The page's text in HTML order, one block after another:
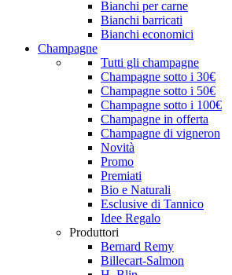
Bianchi per carne
Bianchi barricati
Bianchi economici
Champagne
Tutti gli champagne
Champagne sotto i 30€
Champagne sotto i 50€
Champagne sotto i 100€
Champagne in offerta
Champagne di vigneron
Novità
Promo
Premiati
Bio e Naturali
Esclusive di Tannico
Idee Regalo
Produttori
Bernard Remy
Billecart-Salmon